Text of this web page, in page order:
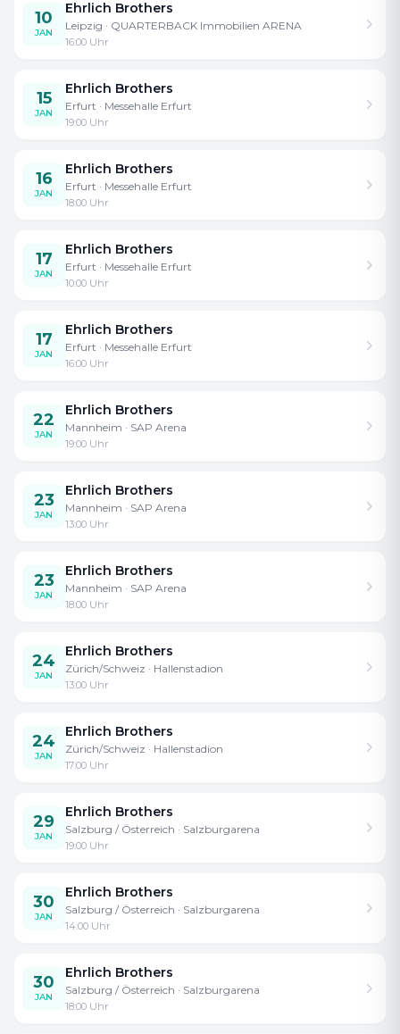
10
JAN
Ehrlich Brothers
Leipzig · QUARTERBACK Immobilien ARENA
16:00 Uhr
15
JAN
Ehrlich Brothers
Erfurt · Messehalle Erfurt
19:00 Uhr
16
JAN
Ehrlich Brothers
Erfurt · Messehalle Erfurt
18:00 Uhr
17
JAN
Ehrlich Brothers
Erfurt · Messehalle Erfurt
10:00 Uhr
17
JAN
Ehrlich Brothers
Erfurt · Messehalle Erfurt
16:00 Uhr
22
JAN
Ehrlich Brothers
Mannheim · SAP Arena
19:00 Uhr
23
JAN
Ehrlich Brothers
Mannheim · SAP Arena
13:00 Uhr
23
JAN
Ehrlich Brothers
Mannheim · SAP Arena
18:00 Uhr
24
JAN
Ehrlich Brothers
Zürich/Schweiz · Hallenstadion
13:00 Uhr
24
JAN
Ehrlich Brothers
Zürich/Schweiz · Hallenstadion
17:00 Uhr
29
JAN
Ehrlich Brothers
Salzburg / Österreich · Salzburgarena
19:00 Uhr
30
JAN
Ehrlich Brothers
Salzburg / Österreich · Salzburgarena
14:00 Uhr
30
JAN
Ehrlich Brothers
Salzburg / Österreich · Salzburgarena
18:00 Uhr